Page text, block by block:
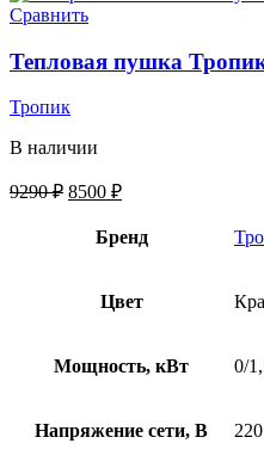
Сравнить
Тепловая пушка
Тропик
В наличии
9290₽ 8500 ₽
Бренд
Цвет
Мощность, кВт 0/
Напряжение сети, В 220